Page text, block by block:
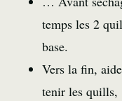
temps les 2
base.
Vers la fin,
tenir les quills,